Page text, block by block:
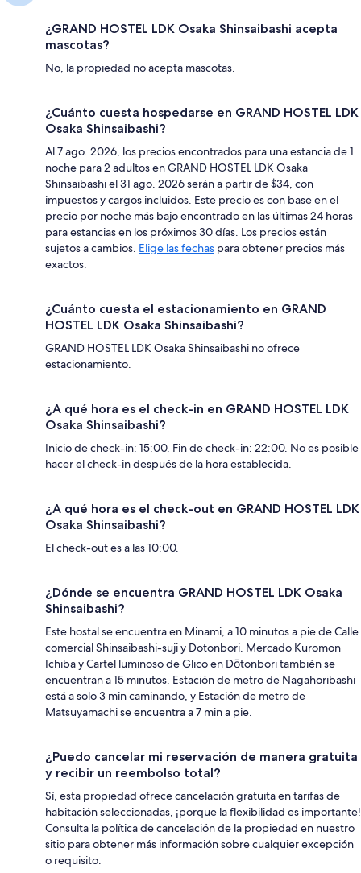
¿GRAND HOSTEL LDK Osaka Shinsaibashi acepta
mascotas?
No, la propiedad no acepta mascotas.
¿Cuánto cuesta hospedarse en GRAND HOSTEL LDK
Osaka Shinsaibashi?
Al 7 ago. 2026, los precios encontrados para una estancia de 1
noche para 2 adultos en GRAND HOSTEL LDK Osaka
Shinsaibashi el 31 ago. 2026 serán a partir de $34, con
impuestos y cargos incluidos. Este precio es con base en el
precio por noche más bajo encontrado en las últimas 24 horas
para estancias en los próximos 30 días. Los precios están
sujetos a cambios. Elige las fechas para obtener precios más
exactos.
¿Cuánto cuesta el estacionamiento en GRAND
HOSTEL LDK Osaka Shinsaibashi?
GRAND HOSTEL LDK Osaka Shinsaibashi no ofrece
estacionamiento.
¿A qué hora es el check-in en GRAND HOSTEL LDK
Osaka Shinsaibashi?
Inicio de check-in: 15:00. Fin de check-in: 22:00. No es posible
hacer el check-in después de la hora establecida.
¿A qué hora es el check-out en GRAND HOSTEL LDK
Osaka Shinsaibashi?
El check-out es a las 10:00.
¿Dónde se encuentra GRAND HOSTEL LDK Osaka
Shinsaibashi?
Este hostal se encuentra en Minami, a 10 minutos a pie de Calle
comercial Shinsaibashi-suji y Dotonbori. Mercado Kuromon
Ichiba y Cartel luminoso de Glico en Dōtonbori también se
encuentran a 15 minutos. Estación de metro de Nagahoribashi
está a solo 3 min caminando, y Estación de metro de
Matsuyamachi se encuentra a 7 min a pie.
¿Puedo cancelar mi reservación de manera gratuita
y recibir un reembolso total?
Sí, esta propiedad ofrece cancelación gratuita en tarifas de
habitación seleccionadas, ¡porque la flexibilidad es importante!
Consulta la política de cancelación de la propiedad en nuestro
sitio para obtener más información sobre cualquier excepción
o requisito.